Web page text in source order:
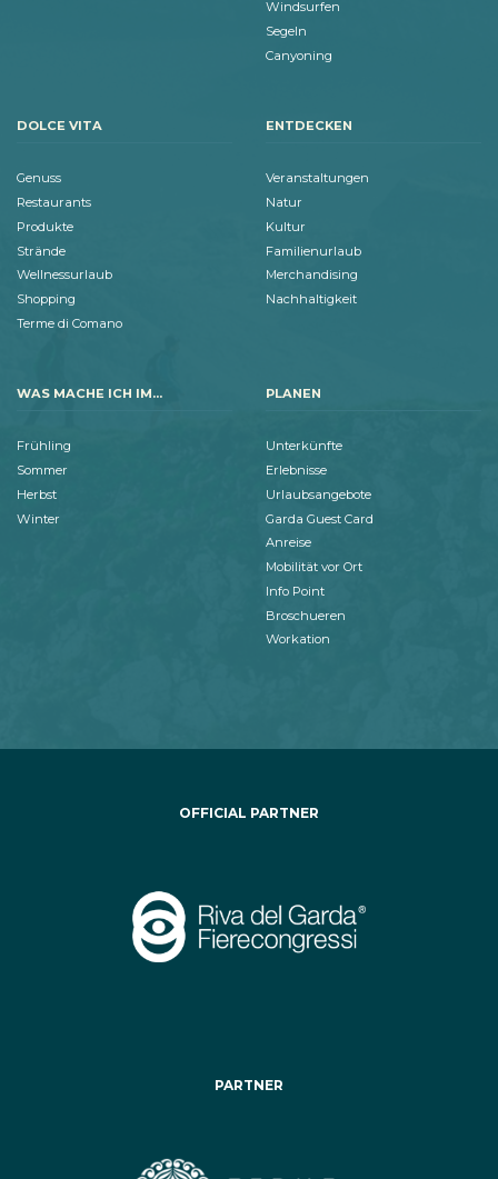
Windsurfen
Segeln
Canyoning
DOLCE VITA
Genuss
Restaurants
Produkte
Strände
Wellnessurlaub
Shopping
Terme di Comano
ENTDECKEN
Veranstaltungen
Natur
Kultur
Familienurlaub
Merchandising
Nachhaltigkeit
WAS MACHE ICH IM...
Frühling
Sommer
Herbst
Winter
PLANEN
Unterkünfte
Erlebnisse
Urlaubsangebote
Garda Guest Card
Anreise
Mobilität vor Ort
Info Point
Broschueren
Workation
OFFICIAL PARTNER
PARTNER